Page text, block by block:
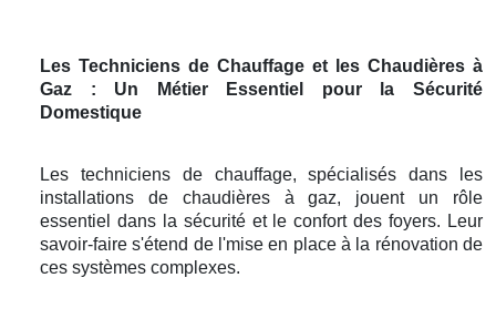
Les Techniciens de Chauffage et les Chaudières à
Gaz : Un Métier Essentiel pour la Sécurité
Domestique
Les techniciens de chauffage, spécialisés dans les
installations de chaudières à gaz, jouent un rôle
essentiel dans la sécurité et le confort des foyers. Leur
savoir-faire s'étend de l'mise en place à la rénovation de
ces systèmes complexes.